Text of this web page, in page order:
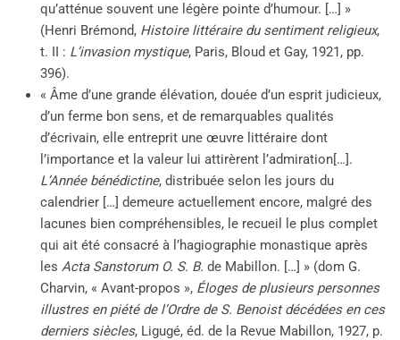
qu’atténue souvent une légère pointe d’humour. […] »
(Henri Brémond, Histoire littéraire du sentiment religieux,
t. II : L’invasion mystique, Paris, Bloud et Gay, 1921, pp.
396).
« Âme d’une grande élévation, douée d’un esprit judicieux,
d’un ferme bon sens, et de remarquables qualités
d’écrivain, elle entreprit une œuvre littéraire dont
l’importance et la valeur lui attirèrent l’admiration[…].
L’Année bénédictine, distribuée selon les jours du
calendrier […] demeure actuellement encore, malgré des
lacunes bien compréhensibles, le recueil le plus complet
qui ait été consacré à l’hagiographie monastique après
les Acta Sanstorum O. S. B. de Mabillon. […] » (dom G.
Charvin, « Avant-propos », Éloges de plusieurs personnes
illustres en piété de l’Ordre de S. Benoist décédées en ces
derniers siècles, Ligugé, éd. de la Revue Mabillon, 1927, p.